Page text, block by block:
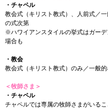
・チャペル
教会式（キリスト教式）、人前式／
の式次第
※ハワイアンスタイルの挙式はガー
場合も
・教会
教会式（キリスト教式）のみ／一般
＜牧師さま＞
・チャペル
チャペルでは専属の牧師さまがいる